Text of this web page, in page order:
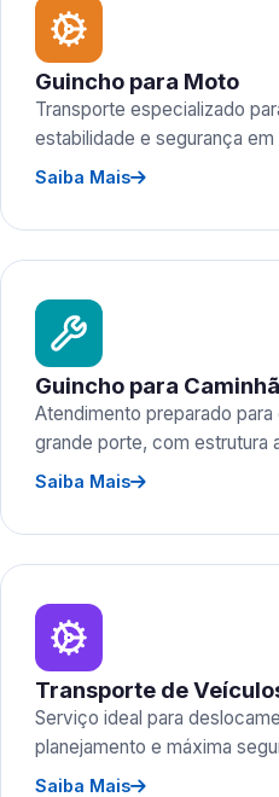
Guincho para Moto
Transporte especializado
estabilidade e segurança
Saiba Mais
Guincho para
Atendimento preparado
grande porte, com estrutura
Saiba Mais
Transporte de
Serviço ideal para
planejamento e máxima
Saiba Mais